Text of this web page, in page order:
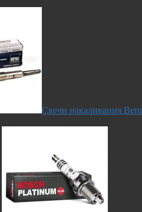
Свечи накаливания Beru